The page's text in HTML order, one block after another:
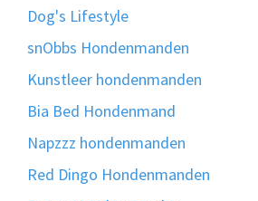
Dog's Lifestyle
snObbs Hondenmanden
Kunstleer hondenmanden
Bia Bed Hondenmand
Napzzz hondenmanden
Red Dingo Hondenmanden